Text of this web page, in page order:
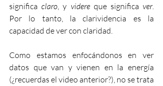
significa claro, y videre que significa ver.
Por lo tanto, la clarividencia es la
capacidad de ver con claridad.
Como estamos enfocándonos en ver
datos que van y vienen en la energía
(¿recuerdas el video anterior?), no se trata